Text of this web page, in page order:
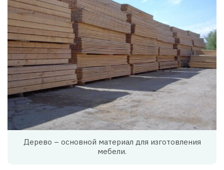
Дерево – основной материал для изготовления
мебели.